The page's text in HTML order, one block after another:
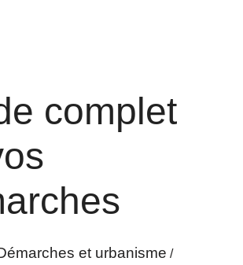
complet
et urbanisme /